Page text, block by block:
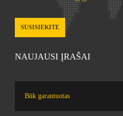
SUSISIEKITE
NAUJAUSI ĮRAŠAI
Būk garantuotas